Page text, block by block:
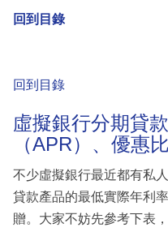
回到目錄
回到目錄
虛擬銀行分期貸
（APR）、優惠
不少虛擬銀行最近都有私
貸款產品的最低實際年利
贈。大家不妨先參考下表